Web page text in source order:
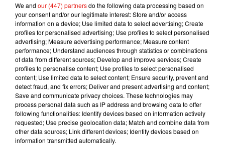
We and our (447) partnersdo the following data processing based on
your consent and/or our legitimate interest: Store and/or access
information on a device; Use limited data to select advertising; Create
profiles for personalised advertising; Use profiles to select personalised
advertising; Measure advertising performance; Measure content
performance; Understand audiences through statistics or combinations
of data from different sources; Develop and improve services; Create
profiles to personalise content; Use profiles to select personalised
content; Use limited data to select content; Ensure security, prevent and
detect fraud, and fix errors; Deliver and present advertising and content;
Save and communicate privacy choices. These technologies may
process personal data such as IP address and browsing data to offer
following functionalities: Identify devices based on information actively
requested; Use precise geolocation data; Match and combine data from
other data sources; Link different devices; Identify devices based on
information transmitted automatically.